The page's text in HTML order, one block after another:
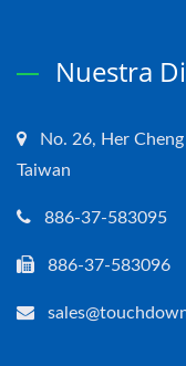
Nuestra
No. 26, Her
Taiwan
886-37-583095
886-37-583096